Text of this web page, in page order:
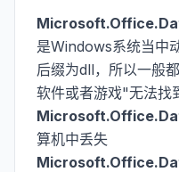
是Windows系统当中
后缀为dll，所以一般
软件或者游戏"无法找
算机中丢失